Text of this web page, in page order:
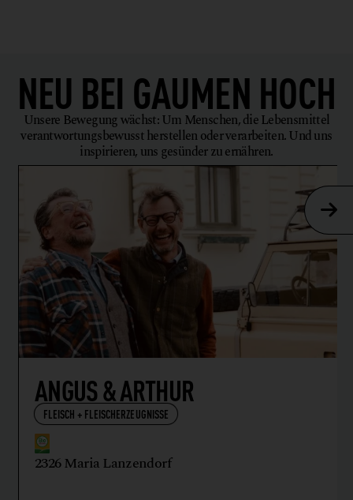
NEU BEI GAUMEN HOCH
Unsere Bewegung wächst: Um Menschen, die Lebensmittel
verantwortungsbewusst herstellen oder verarbeiten. Und uns
inspirieren, uns gesünder zu ernähren.
ANGUS & ARTHUR
FLEISCH + FLEISCHERZEUGNISSE
2326 Maria Lanzendorf